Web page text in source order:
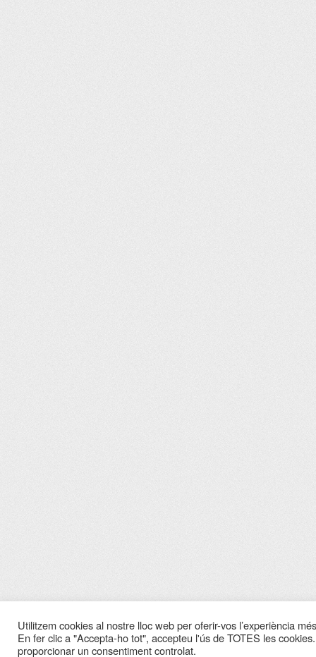
Utilitzem cookies al nostre lloc web per oferir-vos l’experiència
En fer clic a "Accepta-ho tot", accepteu l'ús de TOTES les
proporcionar un consentiment controlat.